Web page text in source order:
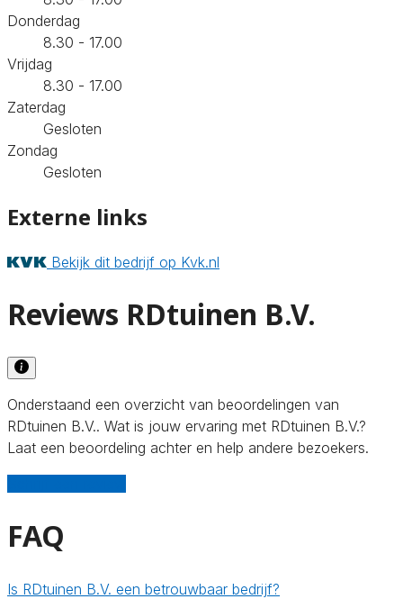
Donderdag
8.30 - 17.00
Vrijdag
8.30 - 17.00
Zaterdag
Gesloten
Zondag
Gesloten
Externe links
Bekijk dit bedrijf op Kvk.nl
Reviews RDtuinen B.V.
Onderstaand een overzicht van beoordelingen van
RDtuinen B.V.. Wat is jouw ervaring met RDtuinen B.V.?
Laat een beoordeling achter en help andere bezoekers.
FAQ
Is RDtuinen B.V. een betrouwbaar bedrijf?